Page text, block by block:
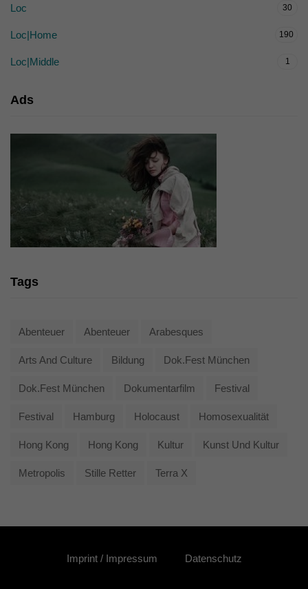
Loc 30
Loc|Home 190
Loc|Middle 1
Ads
Tags
Abenteuer Abenteuer Arabesques
Arts And Culture Bildung Dok.fest München
Dok.fest München Dokumentarfilm Festival
Festival Hamburg Holocaust Homosexualität
Hong Kong Hong Kong Kultur Kunst Und Kultur
Metropolis Stille Retter Terra X
Imprint / Impressum Datenschutz